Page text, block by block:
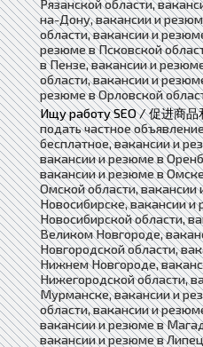
Рязанской области,
на-Дону, вакансии и
области, вакансии и
резюме в Псковской
в Пензе, вакансии и
области, вакансии и
резюме в Орловской
Ищу работу SEO / 促进商品
подать частное
бесплатное, вакансии и
вакансии и резюме в
вакансии и резюме в
Омской области, вакансии
Новосибирске, вакансии и
Новосибирской области,
Великом Новгороде,
Новгородской области,
Нижнем Новгороде,
Нижегородской области,
Мурманске, вакансии и
области, вакансии и
вакансии и резюме в
вакансии и резюме в